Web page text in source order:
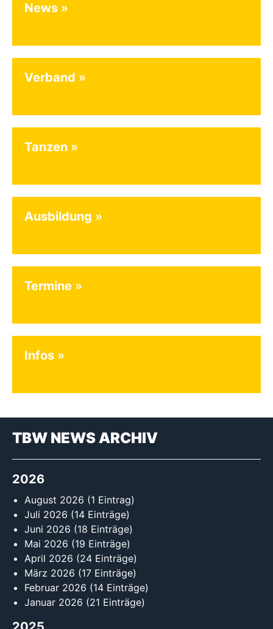
News
Verband
Tanzen
Ausbildung
Termine
Infos
TBW NEWS ARCHIV
2026
August 2026 (1 Eintrag)
Juli 2026 (14 Einträge)
Juni 2026 (18 Einträge)
Mai 2026 (19 Einträge)
April 2026 (24 Einträge)
März 2026 (17 Einträge)
Februar 2026 (14 Einträge)
Januar 2026 (21 Einträge)